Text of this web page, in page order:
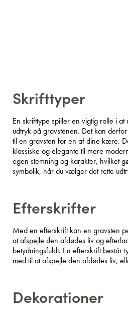
Skrifttyper
En skrifttype spiller en vigtig rolle i
udtryk på gravstenen. Det kan
til en gravsten for en af dine kære.
klassiske og elegante til mere
egen stemning og karakter, hvilket
symbolik, når du vælger det rette
Efterskrifter
Med en efterskrift kan en gravsten
at afspejle den afdødes liv og
betydningsfuldt. En efterskrift
med til at afspejle den afdødes liv,
Dekorationer